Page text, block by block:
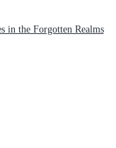
in the Forgotten Realms